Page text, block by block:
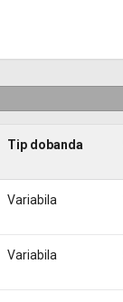
Tip dobanda
Variabila
Variabila